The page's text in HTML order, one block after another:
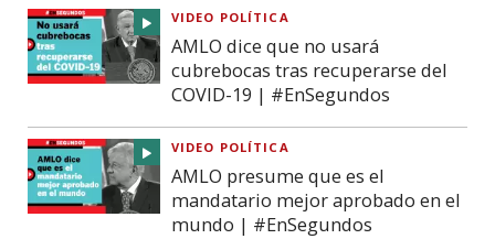
VIDEO POLÍTICA
AMLO dice que no usará
cubrebocas tras recuperarse del
COVID-19 | #EnSegundos
VIDEO POLÍTICA
AMLO presume que es el
mandatario mejor aprobado en el
mundo | #EnSegundos